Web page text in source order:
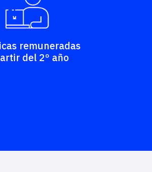
remuneradas
del 2º año